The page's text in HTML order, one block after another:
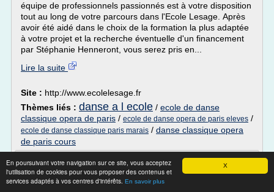
X
En poursuivant votre navigation sur ce site, vous acceptez
l'utilisation de cookies pour vous proposer des contenus et
services adaptés à vos centres d'intérêts. En savoir plus
équipe de professionnels passionnés est à votre disposition
tout au long de votre parcours dans l'Ecole Lesage. Après
avoir été aidé dans le choix de la formation la plus adaptée
à votre projet et la recherche éventuelle d'un financement
par Stéphanie Henneront, vous serez pris en...
Lire la suite
Site : http://www.ecolelesage.fr
Thèmes liés : danse a l ecole / ecole de danse
classique opera de paris / ecole de danse opera de paris eleves /
ecole de danse classique paris marais / danse classique opera
de paris cours
Le stage d'été - Opéra national de Paris
Le stage d'été 5 images